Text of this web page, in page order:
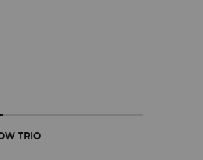
TRIO